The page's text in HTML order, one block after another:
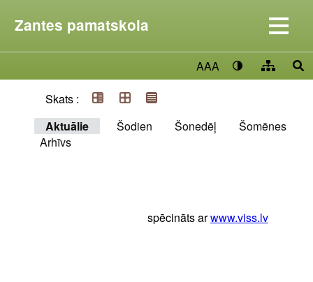
Zantes pamatskola
AAA
Skats :
Aktuālie
Šodien Šonedēļ
Šomēnes
Arhīvs
spēcināts arwww.viss.lv